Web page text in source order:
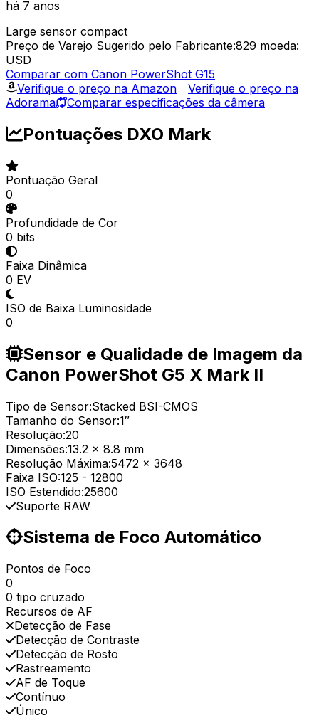
há 7 anos
Large sensor compact
Preço de Varejo Sugerido pelo Fabricante:829 moeda:
USD
Comparar com Canon PowerShot G15
Verifique o preço na Amazon
Verifique o preço na
Adorama
Comparar especificações da câmera
Pontuações DXO Mark
Pontuação Geral
0
Profundidade de Cor
0 bits
Faixa Dinâmica
0 EV
ISO de Baixa Luminosidade
0
Sensor e Qualidade de Imagem da
Canon PowerShot G5 X Mark II
Tipo de Sensor:Stacked BSI-CMOS
Tamanho do Sensor:1″
Resolução:20
Dimensões:13.2 x 8.8 mm
Resolução Máxima:5472 x 3648
Faixa ISO:125 - 12800
ISO Estendido:25600
Suporte RAW
Sistema de Foco Automático
Pontos de Foco
0
0 tipo cruzado
Recursos de AF
Detecção de Fase
Detecção de Contraste
Detecção de Rosto
Rastreamento
AF de Toque
Contínuo
Único